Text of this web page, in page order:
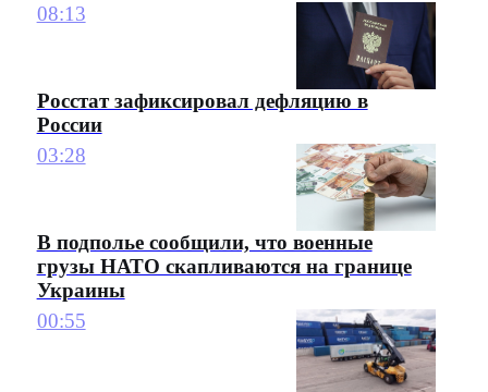
08:13
Росстат зафиксировал дефляцию в
России
03:28
В подполье сообщили, что военные
грузы НАТО скапливаются на границе
Украины
00:55